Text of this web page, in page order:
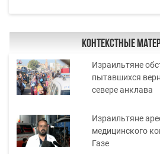
Контекстные
Израильтяне
пытавшихся
севере анклава
Израильтяне
медицинского
Газе